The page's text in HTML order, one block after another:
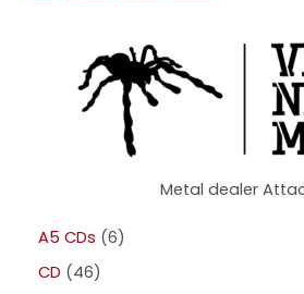
Metal dealer
A5 CDs 6
CD 46